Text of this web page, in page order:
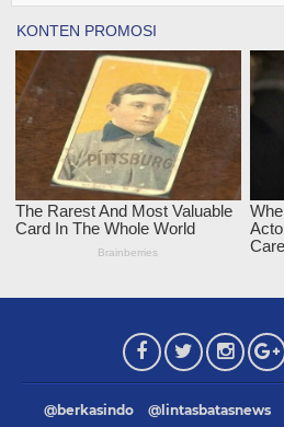
@berkasindo @lintasbatasnews